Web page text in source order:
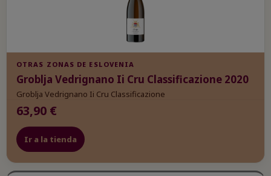
OTRAS ZONAS DE ESLOVENIA
Groblja Vedrignano Ii Cru Classificazione 2020
Groblja Vedrignano Ii Cru Classificazione
63,90 €
Ir a la tienda